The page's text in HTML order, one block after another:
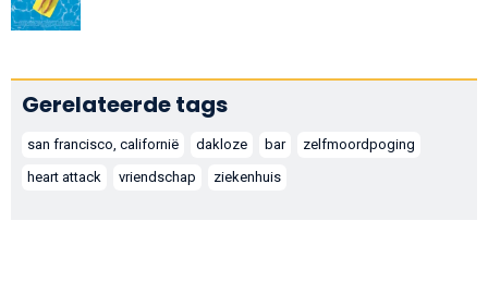
Gerelateerde tags
san francisco, californië dakloze bar
zelfmoordpoging
heart attack
vriendschap ziekenhuis